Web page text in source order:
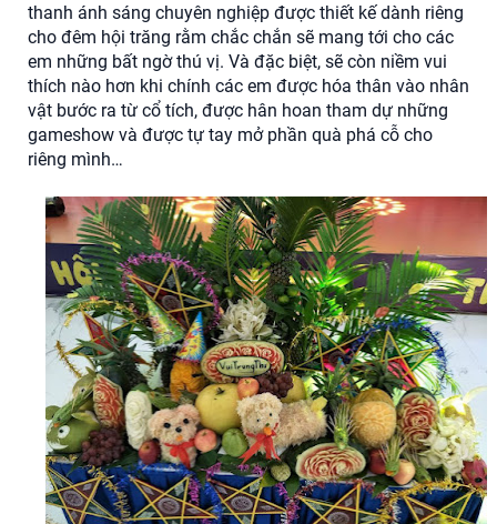
thanh ánh sáng chuyên nghiệp được thiết kế dành riêng
cho đêm hội trăng rằm chắc chắn sẽ mang tới cho các
em những bất ngờ thú vị. Và đặc biệt, sẽ còn niềm vui
thích nào hơn khi chính các em được hóa thân vào nhân
vật bước ra từ cổ tích, được hân hoan tham dự những
gameshow và được tự tay mở phần quà phá cỗ cho
riêng mình…